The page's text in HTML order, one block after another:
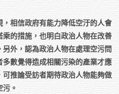
相信政府有能力降低空汙的人會
的措施，也明白政治人物在改善
外，認為政治人物在處理空污問
數覺得造成相關污染的產業才應
推論受訪者期待政治人物能夠做
。